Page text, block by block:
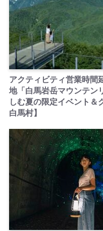
アクティビティ営業時間
地「白馬岩岳マウンテン
しむ夏の限定イベント＆
白馬村】